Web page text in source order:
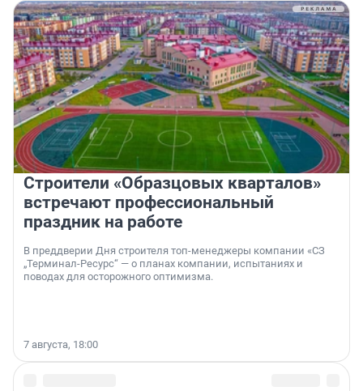
Строители «Образцовых кварталов»
встречают профессиональный
праздник на работе
В преддверии Дня строителя топ-менеджеры компании «СЗ
„Терминал-Ресурс“ — о планах компании, испытаниях и
поводах для осторожного оптимизма.
7 августа, 18:00